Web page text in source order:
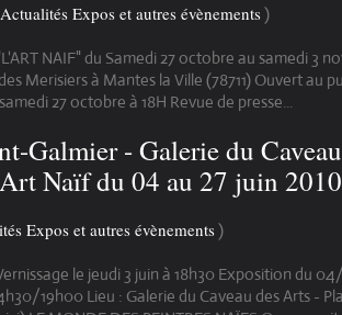
Actualités Expos et autres évènements)
NAIF" du Samedi 27 octobre au samedi 3
des Merisiers à Mantes la Ville (78711) Ouvert au
27 octobre à 18H Revue de presse...
Galmier - Galerie du
Naïf du 04 au 27 juin 2010
Expos et autres évènements)
le jeudi 3 juin à 18h30 Exposition du
19h00 Lieu : Galerie du Caveau des Arts -